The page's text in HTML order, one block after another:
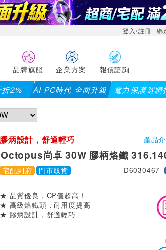
登入/註冊 綁
品牌旗艦 企業方案 報價諮詢
2% AI PC時代 全面升級 電力保護選購
膠炳設計，舒適輕巧 產品
Octopus尚卓 30W 膠柄烙鐵
宅配到府 門市取貨 D6030467
★ 品質優良，CP值超高！
★ 高級烙鐵頭，耐用度提高
★ 膠炳設計，舒適輕巧